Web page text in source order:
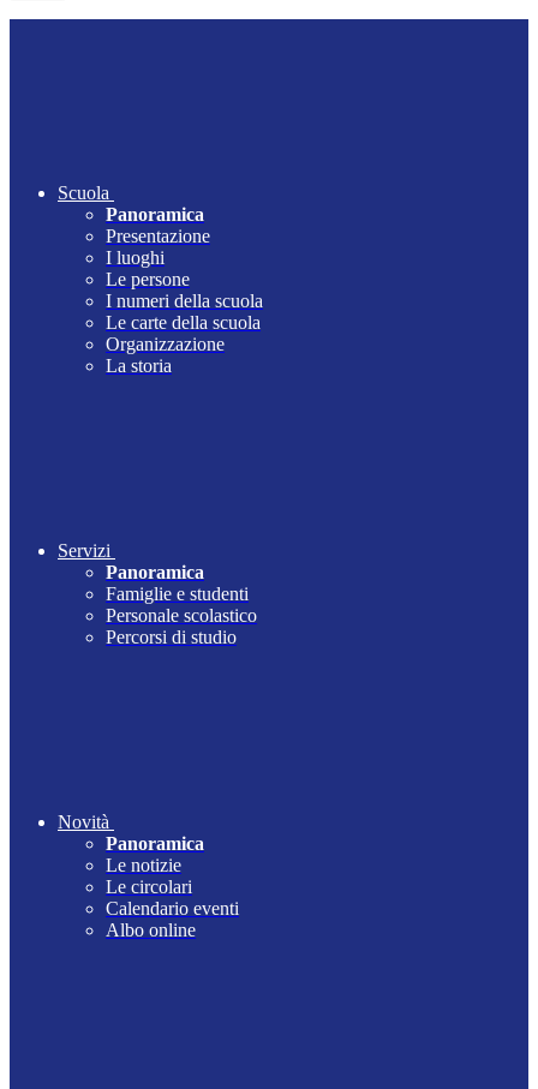
Scuola
Panoramica
Presentazione
I luoghi
Le persone
I numeri della scuola
Le carte della scuola
Organizzazione
La storia
Servizi
Panoramica
Famiglie e studenti
Personale scolastico
Percorsi di studio
Novità
Panoramica
Le notizie
Le circolari
Calendario eventi
Albo online